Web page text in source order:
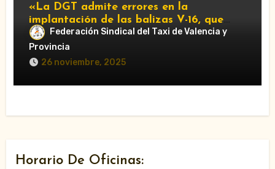
«La DGT admite errores en la
implantación de las balizas V-16, que
serán obligatorias en 2026»
Federación Sindical del Taxi de Valencia y
Provincia
26 noviembre, 2025
Horario De Oficinas: